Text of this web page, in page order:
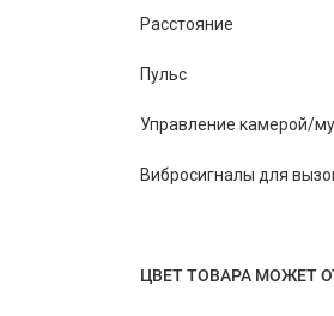
Расстояние
Пульс
Управление камерой/
Вибросигналы для
ЦВЕТ ТОВАРА МОЖЕТ